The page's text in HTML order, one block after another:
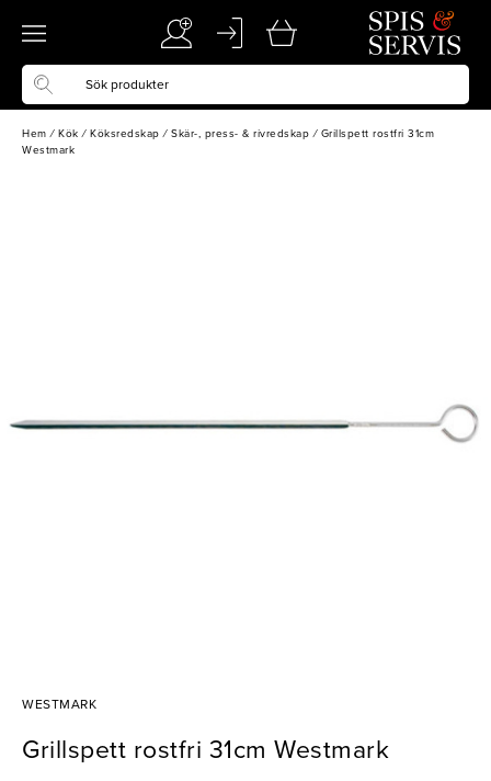
Hem / Kök / Köksredskap / Skär-, press- & rivredskap / Grillspett rostfri 31cm
Westmark
WESTMARK
Grillspett rostfri 31cm Westmark